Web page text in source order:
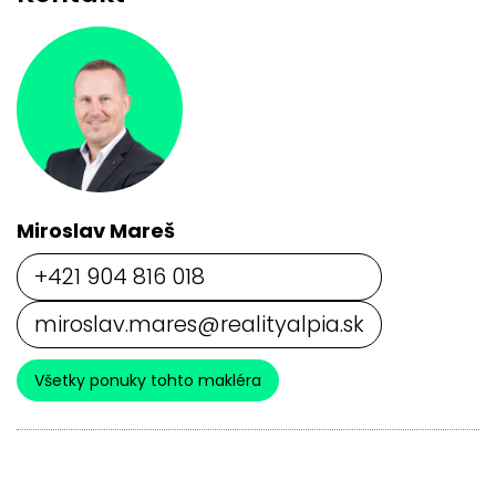
Miroslav Mareš
+421 904 816 018
miroslav.mares@realityalpia.sk
Všetky ponuky tohto makléra